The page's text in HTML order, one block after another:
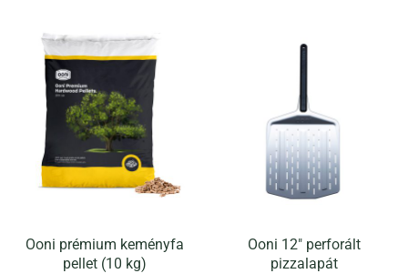
Ooni prémium keményfa
pellet (10 kg)
Ooni 12″ perforált
pizzalapát